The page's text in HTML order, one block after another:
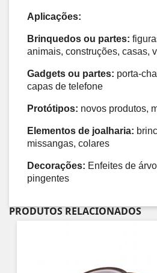
Aplicações:
Brinquedos ou partes:
animais, construções, casas,
Gadgets ou partes: porta-
capas de telefone
Protótipos: novos produtos,
Elementos de joalharia:
missangas, colares
Decorações: Enfeites de
pingentes
PRODUTOS RELACIONADOS